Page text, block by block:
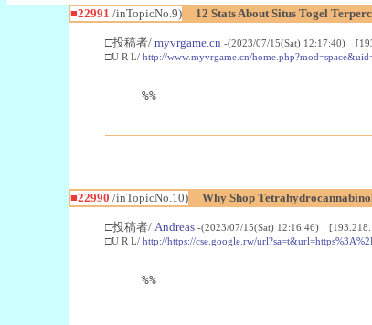
■22991 /inTopicNo.9) 12 Stats About Situs Togel
□投稿者/ myvrgame.cn -(2023/07/15(Sat) 12:17:40)
□U R L/ http://www.myvrgame.cn/
%%
■22990 /inTopicNo.10) Why Shop
□投稿者/ Andreas -(2023/07/15(Sat) 12:16:46)
□U R L/ http://https://cse.google.rw/
%%